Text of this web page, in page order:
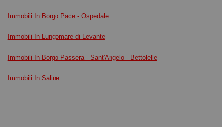
Immobili In Borgo Pace - Ospedale
Immobili In Lungomare di Levante
Immobili In Borgo Passera - Sant'Angelo - Bettolelle
Immobili In Saline